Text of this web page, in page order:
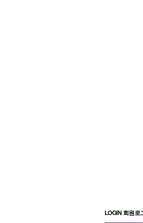
LOGIN 회원로